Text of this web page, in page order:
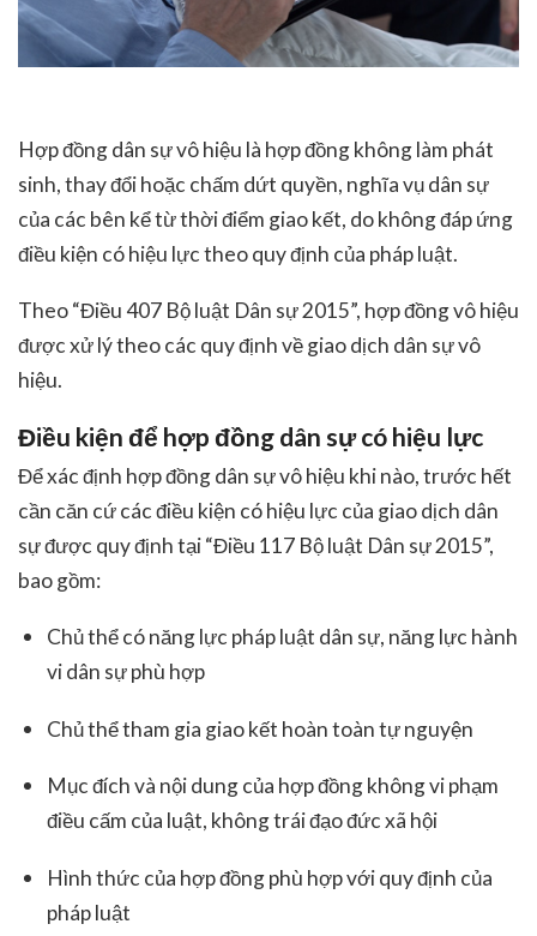
Hợp đồng dân sự vô hiệu là hợp đồng không làm phát
sinh, thay đổi hoặc chấm dứt quyền, nghĩa vụ dân sự
của các bên kể từ thời điểm giao kết, do không đáp ứng
điều kiện có hiệu lực theo quy định của pháp luật.
Theo “Điều 407 Bộ luật Dân sự 2015”, hợp đồng vô hiệu
được xử lý theo các quy định về giao dịch dân sự vô
hiệu.
Điều kiện để hợp đồng dân sự có hiệu lực
Để xác định hợp đồng dân sự vô hiệu khi nào, trước hết
cần căn cứ các điều kiện có hiệu lực của giao dịch dân
sự được quy định tại “Điều 117 Bộ luật Dân sự 2015”,
bao gồm:
Chủ thể có năng lực pháp luật dân sự, năng lực hành
vi dân sự phù hợp
Chủ thể tham gia giao kết hoàn toàn tự nguyện
Mục đích và nội dung của hợp đồng không vi phạm
điều cấm của luật, không trái đạo đức xã hội
Hình thức của hợp đồng phù hợp với quy định của
pháp luật